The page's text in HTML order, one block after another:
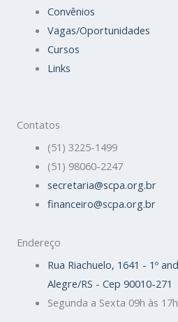
Convênios
Vagas/Oportunidades
Cursos
Links
Contatos
(51) 3225-1499
(51) 98060-2247
secretaria@scpa.org.br
financeiro@scpa.org.br
Endereço
Rua Riachuelo, 1641 - 1º
Alegre/RS - Cep 90010-271
Segunda a Sexta 09h às